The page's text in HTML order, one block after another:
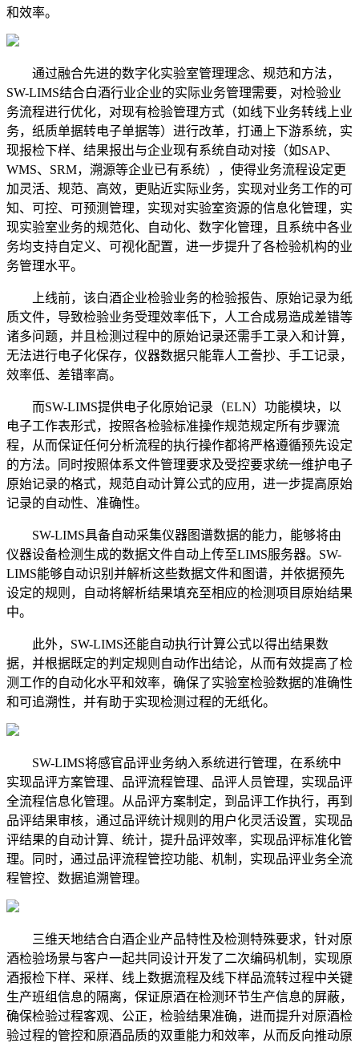
和效率。
通过融合先进的数字化实验室管理理念、规范和方法，
SW-LIMS结合白酒行业企业的实际业务管理需要，对检验业
务流程进行优化，对现有检验管理方式（如线下业务转线上业
务，纸质单据转电子单据等）进行改革，打通上下游系统，实
现报检下样、结果报出与企业现有系统自动对接（如SAP、
WMS、SRM，溯源等企业已有系统），使得业务流程设定更
加灵活、规范、高效，更贴近实际业务，实现对业务工作的可
知、可控、可预测管理，实现对实验室资源的信息化管理，实
现实验室业务的规范化、自动化、数字化管理，且系统中各业
务均支持自定义、可视化配置，进一步提升了各检验机构的业
务管理水平。
上线前，该白酒企业检验业务的检验报告、原始记录为纸
质文件，导致检验业务受理效率低下，人工合成易造成差错等
诸多问题，并且检测过程中的原始记录还需手工录入和计算，
无法进行电子化保存，仪器数据只能靠人工誊抄、手工记录，
效率低、差错率高。
而SW-LIMS提供电子化原始记录（ELN）功能模块，以
电子工作表形式，按照各检验标准操作规范规定所有步骤流
程，从而保证任何分析流程的执行操作都将严格遵循预先设定
的方法。同时按照体系文件管理要求及受控要求统一维护电子
原始记录的格式，规范自动计算公式的应用，进一步提高原始
记录的自动性、准确性。
SW-LIMS具备自动采集仪器图谱数据的能力，能够将由
仪器设备检测生成的数据文件自动上传至LIMS服务器。SW-
LIMS能够自动识别并解析这些数据文件和图谱，并依据预先
设定的规则，自动将解析结果填充至相应的检测项目原始结果
中。
此外，SW-LIMS还能自动执行计算公式以得出结果数
据，并根据既定的判定规则自动作出结论，从而有效提高了检
测工作的自动化水平和效率，确保了实验室检验数据的准确性
和可追溯性，并有助于实现检测过程的无纸化。
SW-LIMS将感官品评业务纳入系统进行管理，在系统中
实现品评方案管理、品评流程管理、品评人员管理，实现品评
全流程信息化管理。从品评方案制定，到品评工作执行，再到
品评结果审核，通过品评统计规则的用户化灵活设置，实现品
评结果的自动计算、统计，提升品评效率，实现品评标准化管
理。同时，通过品评流程管控功能、机制，实现品评业务全流
程管控、数据追溯管理。
三维天地结合白酒企业产品特性及检测特殊要求，针对原
酒检验场景与客户一起共同设计开发了二次编码机制，实现原
酒报检下样、采样、线上数据流程及线下样品流转过程中关键
生产班组信息的隔离，保证原酒在检测环节生产信息的屏蔽，
确保检验过程客观、公正，检验结果准确，进而提升对原酒检
验过程的管控和原酒品质的双重能力和效率，从而反向推动原